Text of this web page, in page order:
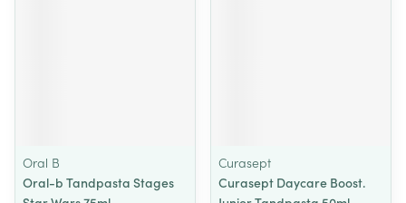
Oral B
Oral-b Tandpasta Stages
Curasept
Curasept Daycare Boost.